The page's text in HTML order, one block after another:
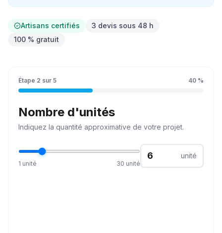
Artisans certifiés
3 devis sous 48 h
100 % gratuit
Étape 2 sur 5 40 %
Nombre d'unités
Indiquez la quantité approximative de votre projet.
1 unité 30 unité
unité